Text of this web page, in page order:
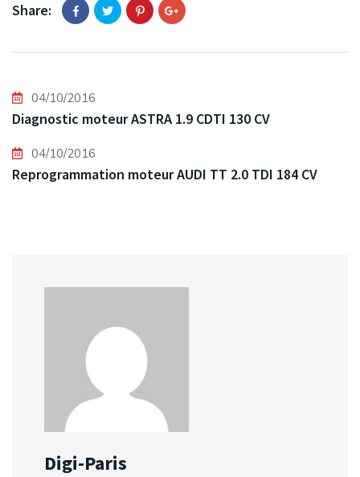
Share:
04/10/2016
Diagnostic moteur ASTRA 1.9 CDTI 130 CV
04/10/2016
Reprogrammation moteur AUDI TT 2.0 TDI 184 CV
Digi-Paris